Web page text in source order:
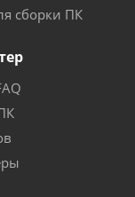
сборки ПК